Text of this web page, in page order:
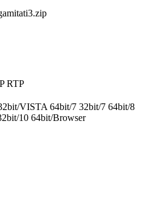
RTP
VISTA 64bit/7 32bit/7 64bit/8
10 64bit/Browser